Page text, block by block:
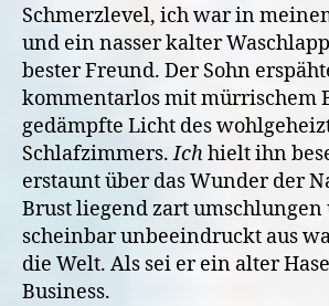
Schmerzlevel, ich war in
und ein nasser kalter
bester Freund. Der Sohn
kommentarlos mit mürrischem
gedämpfte Licht des
Schlafzimmers.Ichhielt ihn
erstaunt über das Wunder der
Brust liegend zart umschlungen
scheinbar unbeeindruckt aus
die Welt. Als sei er ein alter
Business.